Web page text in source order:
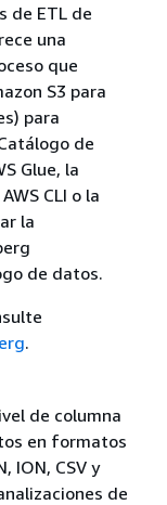
de ETL de
una
que
S3 para
para
de
Glue, la
CLI o la
la
de datos.
.
de columna
en formatos
ION, CSV y
de